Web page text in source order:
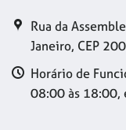
Rua da
Janeiro, CEP
Horário de
08:00 às 18:00,